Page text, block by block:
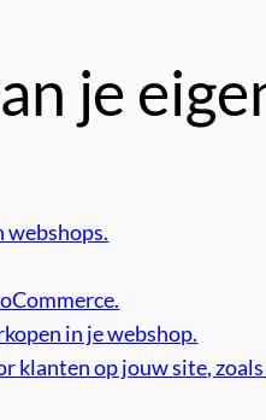
je
webshops.
in je webshop.
klanten op jouw site,